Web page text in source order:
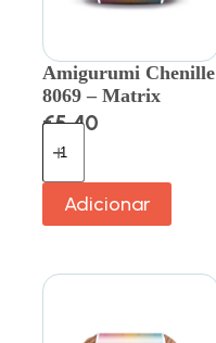
Amigurumi Chenille
8069 – Matrix
€5.40
Adicionar